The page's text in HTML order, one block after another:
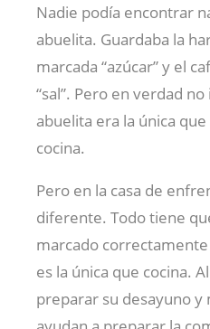
Nadie podía encontrar
abuelita. Guardaba la
marcada “azúcar” y el
“sal”. Pero en verdad
abuelita era la única
cocina.
Pero en la casa de
diferente. Todo tiene
marcado
es la única que cocina.
preparar su desayuno y